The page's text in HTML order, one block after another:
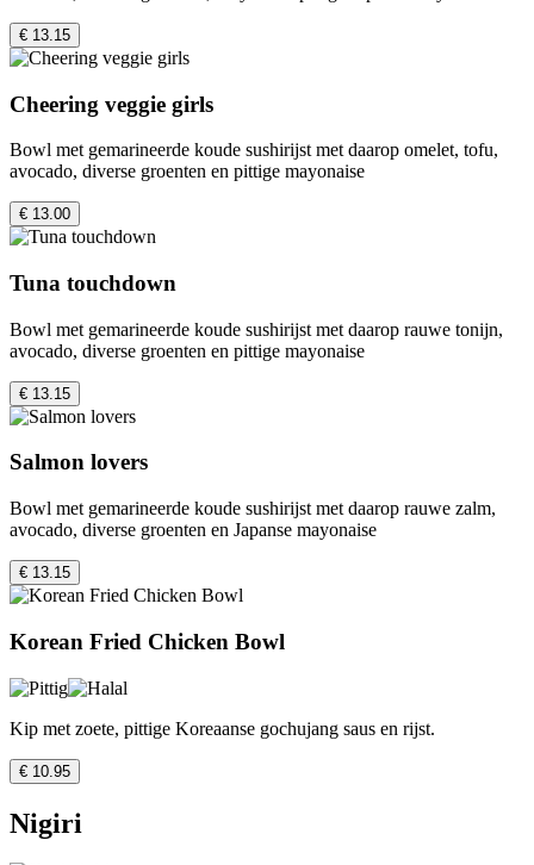
€ 13.15
Cheering veggie girls
Bowl met gemarineerde koude sushirijst met daarop omelet, tofu,
avocado, diverse groenten en pittige mayonaise
€ 13.00
Tuna touchdown
Bowl met gemarineerde koude sushirijst met daarop rauwe tonijn,
avocado, diverse groenten en pittige mayonaise
€ 13.15
Salmon lovers
Bowl met gemarineerde koude sushirijst met daarop rauwe zalm,
avocado, diverse groenten en Japanse mayonaise
€ 13.15
Korean Fried Chicken Bowl
Kip met zoete, pittige Koreaanse gochujang saus en rijst.
€ 10.95
Nigiri